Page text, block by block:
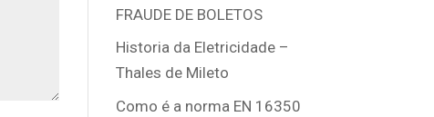
FRAUDE DE BOLETOS
Historia da Eletricidade –
Thales de Mileto
Como é a norma EN 16350